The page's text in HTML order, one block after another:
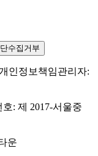
수집거부
인정보책임관리자:
호: 제 2017-서울중
운